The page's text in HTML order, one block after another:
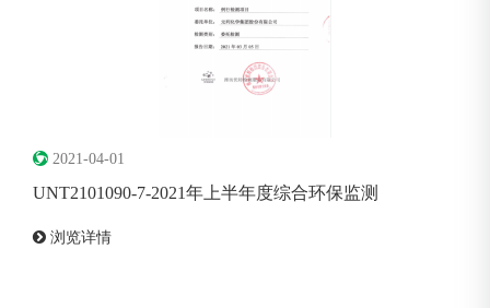
2021-04-01
UNT2101090-7-2021年上半年度综合环保监测
浏览详情